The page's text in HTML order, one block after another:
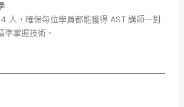
人，確保每位學員都能獲得 AST 講師一對
準掌握技術。